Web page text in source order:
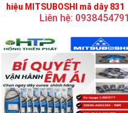
hiệu MITSUBOSHI mã dây 831
Liên hệ: 0938454791